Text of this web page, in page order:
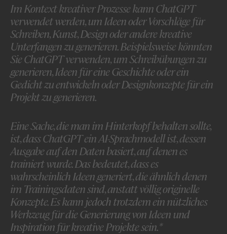
Im Kontext kreativer Prozesse kann ChatGPT
verwendet werden, um Ideen oder Vorschläge für
Schreiben, Kunst, Design oder andere kreative
Unterfangen zu generieren. Beispielsweise könnten
Sie ChatGPT verwenden, um Schreibübungen zu
generieren, Ideen für eine Geschichte oder ein
Gedicht zu entwickeln oder Designkonzepte für ein
Projekt zu generieren.
Eine Sache, die man im Hinterkopf behalten sollte,
ist, dass ChatGPT ein AI-Sprachmodell ist, dessen
Ausgabe auf den Daten basiert, auf denen es
trainiert wurde. Das bedeutet, dass es
wahrscheinlich Ideen generiert, die ähnlich denen
im Trainingsdaten sind, anstatt völlig originelle
Konzepte. Es kann jedoch trotzdem ein nützliches
Werkzeug für die Generierung von Ideen und
Inspiration für kreative Projekte sein.*